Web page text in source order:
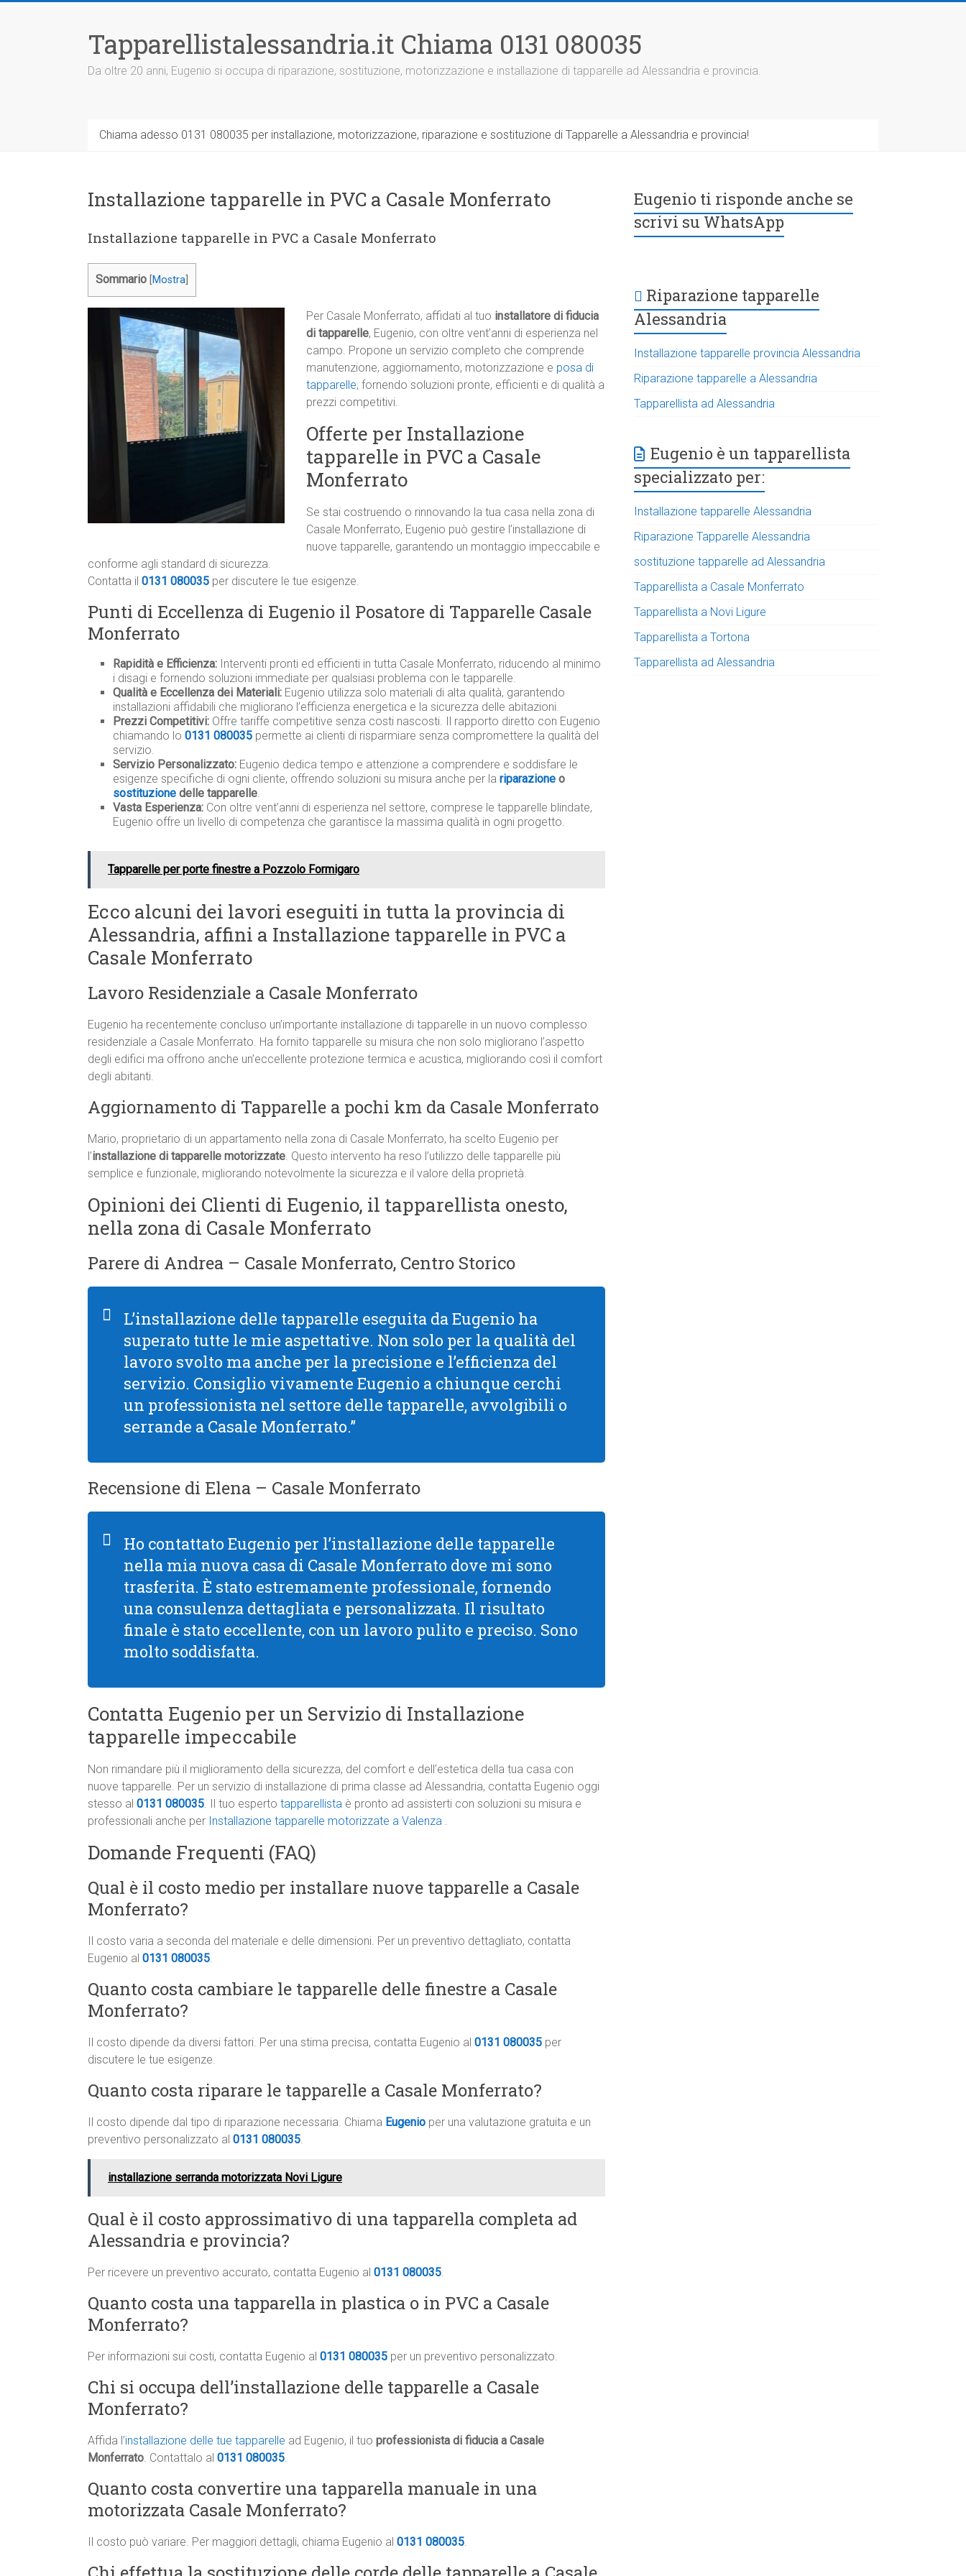
Tapparellistalessandria.it Chiama 0131 080035
Da oltre 20 anni, Eugenio si occupa di riparazione, sostituzione, motorizzazione e installazione di tapparelle ad Alessandria e provincia.
Chiama adesso 0131 080035 per installazione, motorizzazione, riparazione e sostituzione di Tapparelle a Alessandria e provincia!
Installazione tapparelle in PVC a Casale Monferrato
Installazione tapparelle in PVC a Casale Monferrato
Sommario Mostra
Per Casale Monferrato, affidati al tuo installatore di fiducia
di tapparelle, Eugenio, con oltre vent’anni di esperienza nel
campo. Propone un servizio completo che comprende
manutenzione, aggiornamento, motorizzazione e posa di
tapparelle, fornendo soluzioni pronte, efficienti e di qualità a
prezzi competitivi.
Offerte per Installazione
tapparelle in PVC a Casale
Monferrato
Se stai costruendo o rinnovando la tua casa nella zona di
Casale Monferrato, Eugenio può gestire l’installazione di
nuove tapparelle, garantendo un montaggio impeccabile e
conforme agli standard di sicurezza.
Contatta il 0131 080035 per discutere le tue esigenze.
Punti di Eccellenza di Eugenio il Posatore di Tapparelle Casale
Monferrato
Rapidità e Efficienza: Interventi pronti ed efficienti in tutta Casale Monferrato, riducendo al minimo
i disagi e fornendo soluzioni immediate per qualsiasi problema con le tapparelle.
Qualità e Eccellenza dei Materiali: Eugenio utilizza solo materiali di alta qualità, garantendo
installazioni affidabili che migliorano l’efficienza energetica e la sicurezza delle abitazioni.
Prezzi Competitivi: Offre tariffe competitive senza costi nascosti. Il rapporto diretto con Eugenio
chiamando lo 0131 080035 permette ai clienti di risparmiare senza compromettere la qualità del
servizio.
Servizio Personalizzato: Eugenio dedica tempo e attenzione a comprendere e soddisfare le
esigenze specifiche di ogni cliente, offrendo soluzioni su misura anche per la riparazione o
sostituzione delle tapparelle.
Vasta Esperienza: Con oltre vent’anni di esperienza nel settore, comprese le tapparelle blindate,
Eugenio offre un livello di competenza che garantisce la massima qualità in ogni progetto.
Tapparelle per porte finestre a Pozzolo Formigaro
Ecco alcuni dei lavori eseguiti in tutta la provincia di
Alessandria, affini a Installazione tapparelle in PVC a
Casale Monferrato
Lavoro Residenziale a Casale Monferrato
Eugenio ha recentemente concluso un’importante installazione di tapparelle in un nuovo complesso
residenziale a Casale Monferrato. Ha fornito tapparelle su misura che non solo migliorano l’aspetto
degli edifici ma offrono anche un’eccellente protezione termica e acustica, migliorando così il comfort
degli abitanti.
Aggiornamento di Tapparelle a pochi km da Casale Monferrato
Mario, proprietario di un appartamento nella zona di Casale Monferrato, ha scelto Eugenio per
l’installazione di tapparelle motorizzate. Questo intervento ha reso l’utilizzo delle tapparelle più
semplice e funzionale, migliorando notevolmente la sicurezza e il valore della proprietà.
Opinioni dei Clienti di Eugenio, il tapparellista onesto,
nella zona di Casale Monferrato
Parere di Andrea – Casale Monferrato, Centro Storico
L’installazione delle tapparelle eseguita da Eugenio ha
superato tutte le mie aspettative. Non solo per la qualità del
lavoro svolto ma anche per la precisione e l’efficienza del
servizio. Consiglio vivamente Eugenio a chiunque cerchi
un professionista nel settore delle tapparelle, avvolgibili o
serrande a Casale Monferrato.”
Recensione di Elena – Casale Monferrato
Ho contattato Eugenio per l’installazione delle tapparelle
nella mia nuova casa di Casale Monferrato dove mi sono
trasferita. È stato estremamente professionale, fornendo
una consulenza dettagliata e personalizzata. Il risultato
finale è stato eccellente, con un lavoro pulito e preciso. Sono
molto soddisfatta.
Contatta Eugenio per un Servizio di Installazione
tapparelle impeccabile
Non rimandare più il miglioramento della sicurezza, del comfort e dell’estetica della tua casa con
nuove tapparelle. Per un servizio di installazione di prima classe ad Alessandria, contatta Eugenio oggi
stesso al 0131 080035. Il tuo esperto tapparellista è pronto ad assisterti con soluzioni su misura e
professionali anche per Installazione tapparelle motorizzate a Valenza .
Domande Frequenti (FAQ)
Qual è il costo medio per installare nuove tapparelle a Casale
Monferrato?
Il costo varia a seconda del materiale e delle dimensioni. Per un preventivo dettagliato, contatta
Eugenio al 0131 080035.
Quanto costa cambiare le tapparelle delle finestre a Casale
Monferrato?
Il costo dipende da diversi fattori. Per una stima precisa, contatta Eugenio al 0131 080035 per
discutere le tue esigenze.
Quanto costa riparare le tapparelle a Casale Monferrato?
Il costo dipende dal tipo di riparazione necessaria. Chiama Eugenio per una valutazione gratuita e un
preventivo personalizzato al 0131 080035.
installazione serranda motorizzata Novi Ligure
Qual è il costo approssimativo di una tapparella completa ad
Alessandria e provincia?
Per ricevere un preventivo accurato, contatta Eugenio al 0131 080035.
Quanto costa una tapparella in plastica o in PVC a Casale
Monferrato?
Per informazioni sui costi, contatta Eugenio al 0131 080035 per un preventivo personalizzato.
Chi si occupa dell’installazione delle tapparelle a Casale
Monferrato?
Affida l’installazione delle tue tapparelle ad Eugenio, il tuo professionista di fiducia a Casale
Monferrato. Contattalo al 0131 080035.
Quanto costa convertire una tapparella manuale in una
motorizzata Casale Monferrato?
Il costo può variare. Per maggiori dettagli, chiama Eugenio al 0131 080035.
Eugenio ti risponde anche se
scrivi su WhatsApp
Riparazione tapparelle
Alessandria
Installazione tapparelle provincia Alessandria
Riparazione tapparelle a Alessandria
Tapparellista ad Alessandria
Eugenio è un tapparellista
specializzato per:
Installazione tapparelle Alessandria
Riparazione Tapparelle Alessandria
sostituzione tapparelle ad Alessandria
Tapparellista a Casale Monferrato
Tapparellista a Novi Ligure
Tapparellista a Tortona
Tapparellista ad Alessandria